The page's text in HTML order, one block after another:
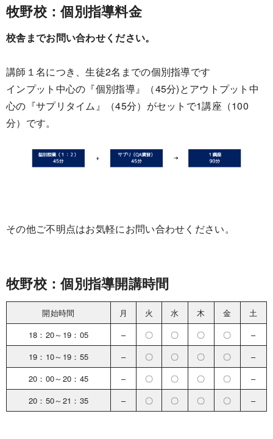
牧野校：個別指導料金
校舎までお問い合わせください。
講師１名につき、生徒2名までの個別指導です
インプット中心の『個別指導』（45分)とアウトプット中
心の『サプリタイム』（45分）がセットで1講座（100
分）です。
その他ご不明点はお気軽にお問い合わせください。
牧野校：個別指導開講時間
開始時間 月 火 水 木 金
土
18：20～19：05
– 〇 〇 〇 〇
–
19：10～19：55
– 〇 〇 〇 〇
–
20：00～20：45
– 〇 〇 〇 〇
–
20：50～21：35
– 〇 〇 〇 〇 –